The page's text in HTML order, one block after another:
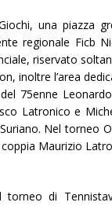
una piazza
regionale Ficb
riservato
inoltre l’area
75enne
Latronico e
Nel torneo
Maurizio
torneo di